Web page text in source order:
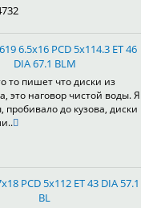
6.5x16 PCD 5x114.3 ET 46
DIA 67.1 BLM
то пишет что диски из
это наговор чистой воды. Я
до кузова, диски
PCD 5x112 ET 43 DIA 57.1
BL